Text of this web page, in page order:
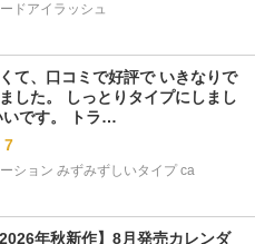
ドアイラッシュ
て、口コミで好評で いきなりで
した。 しっとりタイプにしまし
いです。 トラ…
7
ション みずみずしいタイプ ca
年秋新作】8月発売カレンダ